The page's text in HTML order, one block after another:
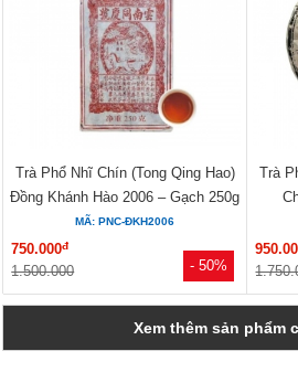
- 50%
Trà Phổ Nhĩ Chín (Tong Qing Hao)
Đồng Khánh Hào 2006 – Gạch 250g
MÃ: PNC-ĐKH2006
750.000đ
1.500.000
Trà
Xem thêm sản phẩm